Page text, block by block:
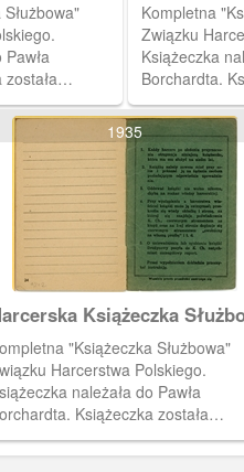
1937 roku
zdjęcie
stronie dane
książeczki,
złożenia
Kompletna
Związku
Książeczka
Borchardta.
wystawiona
przez
Na dwunastej
do wpisów
właściciela
1935
Książeczka
"Książeczka Służbowa"
Harcerstwa Polskiego.
należała do Pawła
Książeczka została
19 czerwca 1937 roku
harcmistrza Alfa